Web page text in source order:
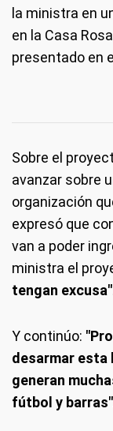
la ministra en
en la Casa
presentado en
Sobre el
avanzar sobre
organización
expresó que
van a poder
ministra el
tengan excusa"
Y continúo:
desarmar esta
generan
fútbol y barras"